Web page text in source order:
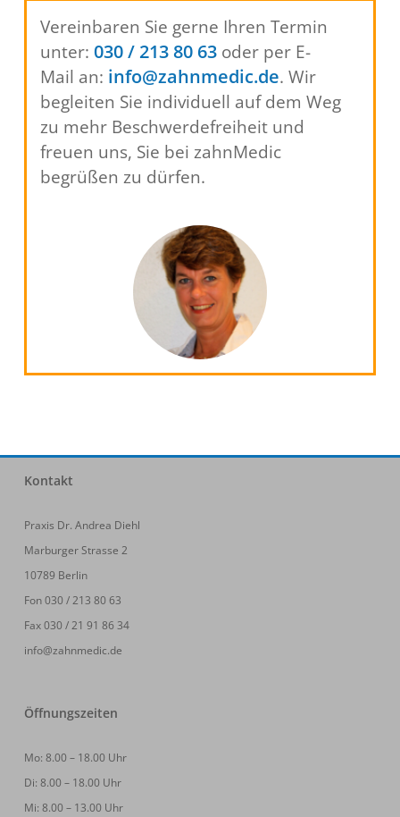
Vereinbaren Sie gerne Ihren Termin
unter:030 / 213 80 63 oder per E-
Mail an: info@zahnmedic.de. Wir
begleiten Sie individuell auf dem Weg
zu mehr Beschwerdefreiheit und
freuen uns, Sie bei zahnMedic
begrüßen zu dürfen.
Kontakt
Praxis Dr. Andrea Diehl
Marburger Strasse 2
10789 Berlin
Fon 030 / 213 80 63
Fax 030 / 21 91 86 34
info@zahnmedic.de
Öffnungszeiten
Mo: 8.00 – 18.00 Uhr
Di: 8.00 – 18.00 Uhr
Mi: 8.00 – 13.00 Uhr